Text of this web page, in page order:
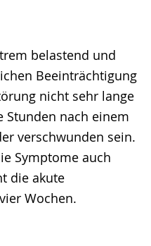
belastend und
Beeinträchtigung
nicht sehr lange
Stunden nach einem
verschwunden sein.
Symptome auch
die akute
Wochen.